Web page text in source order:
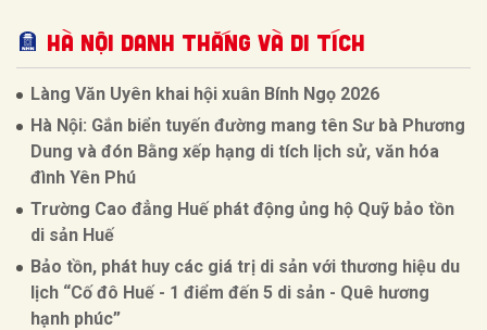
Hà Nội Danh thắng và Di tích
Làng Văn Uyên khai hội xuân Bính Ngọ 2026
Hà Nội: Gắn biển tuyến đường mang tên Sư bà Phương
Dung và đón Bằng xếp hạng di tích lịch sử, văn hóa
đình Yên Phú
Trường Cao đẳng Huế phát động ủng hộ Quỹ bảo tồn
di sản Huế
Bảo tồn, phát huy các giá trị di sản với thương hiệu du
lịch “Cố đô Huế - 1 điểm đến 5 di sản - Quê hương
hạnh phúc”